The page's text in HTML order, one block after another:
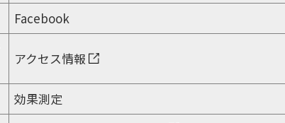
Facebook
アクセス情報
効果測定